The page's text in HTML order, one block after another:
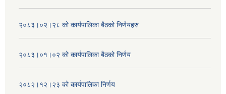
२०८३।०२।२८ को कार्यपालिका बैठको निर्णयहरु
२०८३।०१।०२ को कार्यपालिका बैठको निर्णय
२०८२।१२।२३ को कार्यपालिका निर्णय